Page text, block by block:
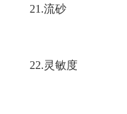
21.流砂
22.灵敏度